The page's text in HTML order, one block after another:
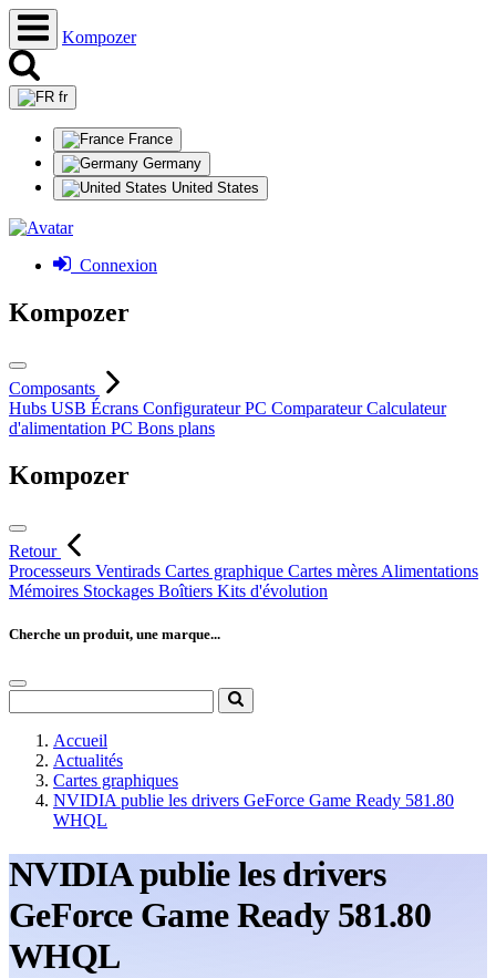
Kompozer
fr
France
Germany
United States
Connexion
Kompozer
Composants
Hubs USB Écrans Configurateur PC ComparateurCalculateur
d'alimentation PC Bons plans
Kompozer
Retour
Processeurs Ventirads Cartes graphique Cartes mères Alimentations
Mémoires Stockages Boîtiers Kits d'évolution
Cherche un produit, une marque...
Accueil
Actualités
Cartes graphiques
NVIDIA publie les drivers GeForce Game Ready 581.80
WHQL
NVIDIA publie les drivers
GeForce Game Ready 581.80
WHQL